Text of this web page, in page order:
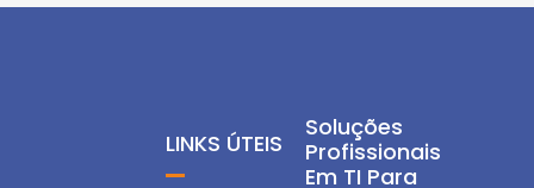
Soluções
Profissionais
Em TI Para
LINKS ÚTEIS